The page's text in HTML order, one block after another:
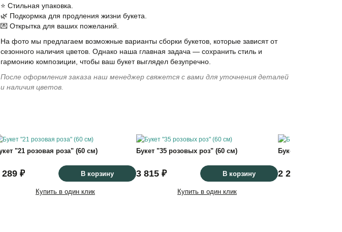
⭐️ Стильная упаковка.
🌿 Подкормка для продления жизни букета.
💌 Открытка для ваших пожеланий.
На фото мы предлагаем возможные варианты сборки букетов, которые зависят от
сезонного наличия цветов. Однако наша главная задача — сохранить стиль и
гармонию композиции, чтобы ваш букет выглядел безупречно.
После оформления заказа наш менеджер свяжется с вами для уточнения деталей
и наличия цветов.
"21 розовая роза" (60 см)
289 ₽ В корзину
Купить в один клик
Букет "35 розовых роз" (60 см)
3 815 ₽ В корзину
Купить в один клик
Букет "25 красных
2 290 ₽